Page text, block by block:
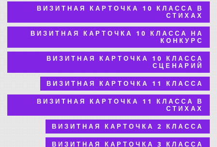
ВИЗИТНАЯ КАРТОЧКА 10 КЛАССА В
СТИХАХ
ВИЗИТНАЯ КАРТОЧКА 10 КЛАССА НА
КОНКУРС
ВИЗИТНАЯ КАРТОЧКА 10 КЛАССА
СЦЕНАРИЙ
ВИЗИТНАЯ КАРТОЧКА 11 КЛАССА
ВИЗИТНАЯ КАРТОЧКА 11 КЛАССА В
СТИХАХ
ВИЗИТНАЯ КАРТОЧКА 2 КЛАССА
ВИЗИТНАЯ КАРТОЧКА 3 КЛАССА